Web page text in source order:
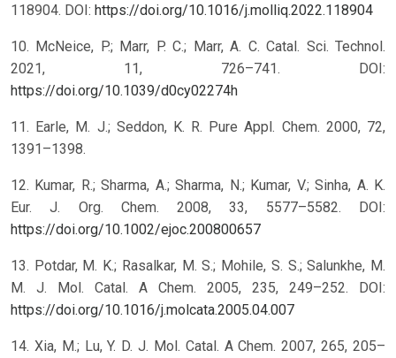
118904. DOI: https://doi.org/10.1016/j.molliq.2022.118904
10. McNeice, P.; Marr, P. C.; Marr, A. C. Catal. Sci. Technol.
2021, 11, 726–741. DOI:
https://doi.org/10.1039/d0cy02274h
11. Earle, M. J.; Seddon, K. R. Pure Appl. Chem. 2000, 72,
1391–1398.
12. Kumar, R.; Sharma, A.; Sharma, N.; Kumar, V.; Sinha, A. K.
Eur. J. Org. Chem. 2008, 33, 5577–5582. DOI:
https://doi.org/10.1002/ejoc.200800657
13. Potdar, M. K.; Rasalkar, M. S.; Mohile, S. S.; Salunkhe, M.
M. J. Mol. Catal. A Chem. 2005, 235, 249–252. DOI:
https://doi.org/10.1016/j.molcata.2005.04.007
14. Xia, M.; Lu, Y. D. J. Mol. Catal. A Chem. 2007, 265, 205–